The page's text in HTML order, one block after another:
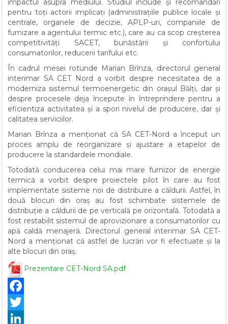
impactul asupra mediului. Studiul include şi recomandări
pentru toţi actorii implicaţi (administraţiile publice locale şi
centrale, organele de decizie, APLP-uri, companiile de
furnizare a agentului termic etc.), care au ca scop creşterea
competitivităţi SACET, bunăstării şi confortului
consumatorilor, reducerii tarifului etc.
În cadrul mesei rotunde Marian Brînza, directorul general
interimar SA CET Nord a vorbit despre necesitatea de a
moderniza sistemul termoenergetic din orașul Bălți, dar și
despre procesele deja începute în întreprindere pentru a
eficientiza activitatea și a spori nivelul de producere, dar și
calitatea serviciilor.
Marian Brînza a menționat că SA CET-Nord a început un
proces amplu de reorganizare și ajustare a etapelor de
producere la standardele mondiale.
Totodată conducerea celui mai mare furnizor de energie
termică a vorbit despre proiectele pilot în care au fost
implementate sisteme noi de distribuire a căldurii. Astfel, în
două blocuri din oraș au fost schimbate sistemele de
distribuție a căldurii de pe verticală pe orizontală. Totodată a
fost restabilit sistemul de aprovizionare a consumatorilor cu
apă caldă menajeră. Directorul general interimar SA CET-
Nord a menționat că astfel de lucrări vor fi efectuate și la
alte blocuri din oraș.
Prezentare CET-Nord SA.pdf